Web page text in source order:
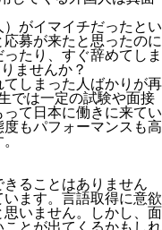
がイマイチだったとい
募が来たと思ったのに
たり、すぐ辞めてしま
ませんか？
しまった人ばかりが再
では一定の試験や面接
て日本に働きに来てい
もパフォーマンスも高
ることはありません
ます。言語取得に意欲
いません。しかし、面
とが出てくるかもしれ